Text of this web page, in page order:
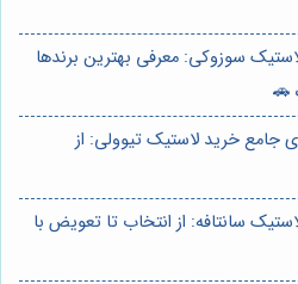
سوزوکی: معرفی بهترین برندها
🚗
جامع خرید لاستیک تیوولی: از
سانتافه: از انتخاب تا تعویض با